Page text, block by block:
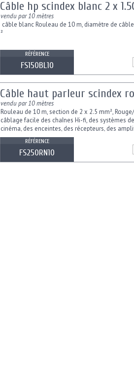
Câble hp scindex blanc 2 x
vendu par 10 mètres
câble blanc Rouleau de 10 m, diamètre de
²
RÉFÉRENCE
FS150BL10
Câble haut parleur scindex
vendu par 10 mètres
Rouleau de 10 m, section de 2 x 2.5 mm²,
câblage facile des chaînes Hi-fi, des systèmes
cinéma, des enceintes, des récepteurs, des
des amplificateurs de...
RÉFÉRENCE
FS250RN10